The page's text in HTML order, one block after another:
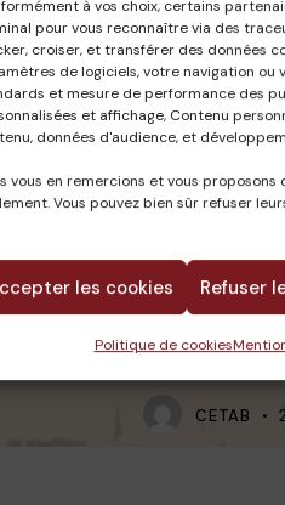
à vos choix, certains
pour vous reconnaître via des
croiser, et transférer des données
de logiciels, votre navigation ou
et mesure de performance des
et affichage, Contenu
données d'audience, et
vous en remercions et vous
Vous pouvez bien sûr refuser
les cookies Refuser
Politique de cookies
CETAB